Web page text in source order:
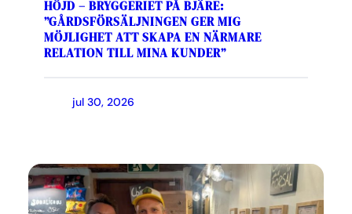
HÖJD – BRYGGERIET PÅ BJÄRE:
”GÅRDSFÖRSÄLJNINGEN GER MIG
MÖJLIGHET ATT SKAPA EN NÄRMARE
RELATION TILL MINA KUNDER”
jul 30, 2026